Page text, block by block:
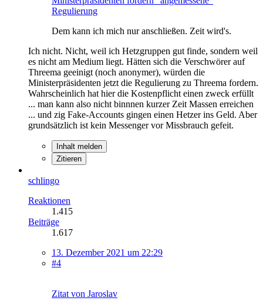
Regulierung
Dem kann ich mich nur anschließen. Zeit wird's.
Ich nicht. Nicht, weil ich Hetzgruppen gut finde, sondern weil
es nicht am Medium liegt. Hätten sich die Verschwörer auf
Threema geeinigt (noch anonymer), würden die
Ministerpräsidenten jetzt die Regulierung zu Threema fordern.
Wahrscheinlich hat hier die Kostenpflicht einen zweck erfüllt
... man kann also nicht binnnen kurzer Zeit Massen erreichen
... und zig Fake-Accounts gingen einen Hetzer ins Geld. Aber
grundsätzlich ist kein Messenger vor Missbrauch gefeit.
Inhalt melden
Zitieren
schlingo
Reaktionen
1.415
Beiträge
1.617
13. Dezember 2021 um 22:29
#4
Zitat von Jaroslav